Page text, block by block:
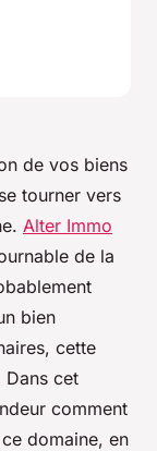
de vos biens
tourner vers
Alter Immo
de la
bien
cette
Dans cet
comment
domaine, en